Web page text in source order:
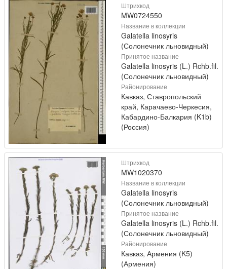
Штрихкод
MW0724550
Название в коллекции
Galatella linosyris
(Солонечник льновидный)
Принятое название
Galatella linosyris (L.) Rchb.fil.
(Солонечник льновидный)
Районирование
Кавказ, Ставропольский
край, Карачаево-Черкесия,
Кабардино-Балкария (K1b)
(Россия)
Штрихкод
MW1020370
Название в коллекции
Galatella linosyris
(Солонечник льновидный)
Принятое название
Galatella linosyris (L.) Rchb.fil.
(Солонечник льновидный)
Районирование
Кавказ, Армения (K5)
(Армения)